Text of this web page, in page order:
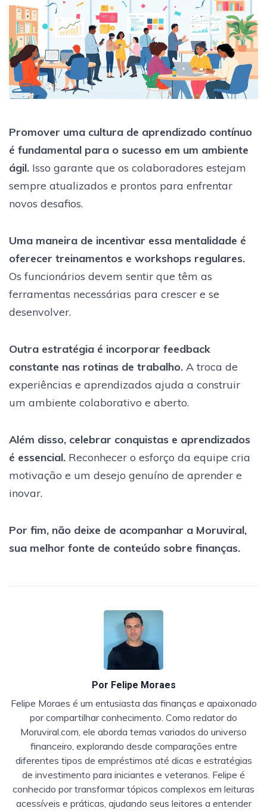
Promover uma cultura de aprendizado contínuo
é fundamental para o sucesso em um ambiente
ágil. Isso garante que os colaboradores estejam
sempre atualizados e prontos para enfrentar
novos desafios.
Uma maneira de incentivar essa mentalidade é
oferecer treinamentos e workshops regulares.
Os funcionários devem sentir que têm as
ferramentas necessárias para crescer e se
desenvolver.
Outra estratégia é incorporar feedback
constante nas rotinas de trabalho. A troca de
experiências e aprendizados ajuda a construir
um ambiente colaborativo e aberto.
Além disso, celebrar conquistas e aprendizados
é essencial. Reconhecer o esforço da equipe cria
motivação e um desejo genuíno de aprender e
inovar.
Por fim, não deixe de acompanhar a Moruviral,
sua melhor fonte de conteúdo sobre finanças.
Por Felipe Moraes
Felipe Moraes é um entusiasta das finanças e apaixonado
por compartilhar conhecimento. Como redator do
Moruviral.com, ele aborda temas variados do universo
financeiro, explorando desde comparações entre
diferentes tipos de empréstimos até dicas e estratégias
de investimento para iniciantes e veteranos. Felipe é
conhecido por transformar tópicos complexos em leituras
acessíveis e práticas, ajudando seus leitores a entender